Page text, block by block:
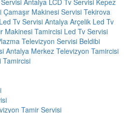
Çamaşır Makinesi Servisi Tekirova
Tv Servisi Antalya Arçelik Led Tv
Makinesi Tamircisi Led Tv Servisi
Televizyon Servisi Beldibi
Antalya Merkez Televizyon Tamircisi
Tamircisi
Tamir Servisi